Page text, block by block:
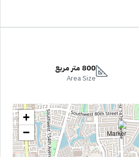
800 متر مربع
Area Size
+
−